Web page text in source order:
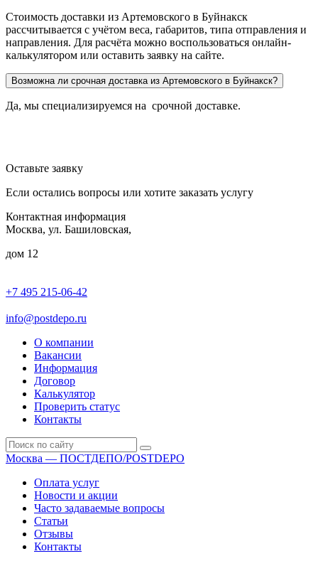
Стоимость доставки из Артемовского в Буйнакск
рассчитывается с учётом веса, габаритов, типа отправления и
направления. Для расчёта можно воспользоваться онлайн-
калькулятором или оставить заявку на сайте.
Возможна ли срочная доставка из Артемовского в Буйнакск?
Да, мы специализируемся на срочной доставке.
Оставьте заявку
Если остались вопросы или хотите заказать услугу
Контактная информация
Москва, ул. Башиловская,
дом 12
+7 495 215-06-42
info@postdepo.ru
О компании
Вакансии
Информация
Договор
Калькулятор
Проверить статус
Контакты
Москва — ПОСТДЕПО/POSTDEPO
Оплата услуг
Новости и акции
Часто задаваемые вопросы
Статьи
Отзывы
Контакты